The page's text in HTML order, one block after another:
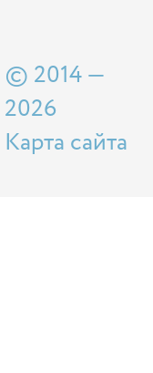
© 2014 —
2026
Карта сайта